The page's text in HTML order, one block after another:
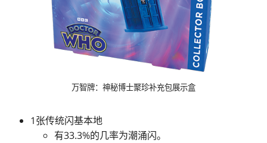
万智牌：神秘博士聚珍补充包展示盒
1张传统闪基本地
有33.3%的几率为潮涌闪。